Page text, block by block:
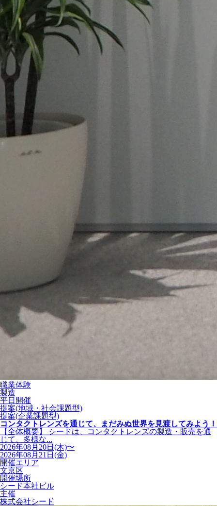
職業体験
製造
平日開催
提案(地域・社会課題型)
提案(企業課題型)
コンタクトレンズを通じて、まだみぬ世界を見渡してみよう！
【全体概要】 シードは、コンタクトレンズの製造・販売を通
じて、多様な...
2026年08月20日(木)〜
2026年08月21日(金)
開催エリア
文京区
開催場所
シード本社ビル
主催
株式会社シード